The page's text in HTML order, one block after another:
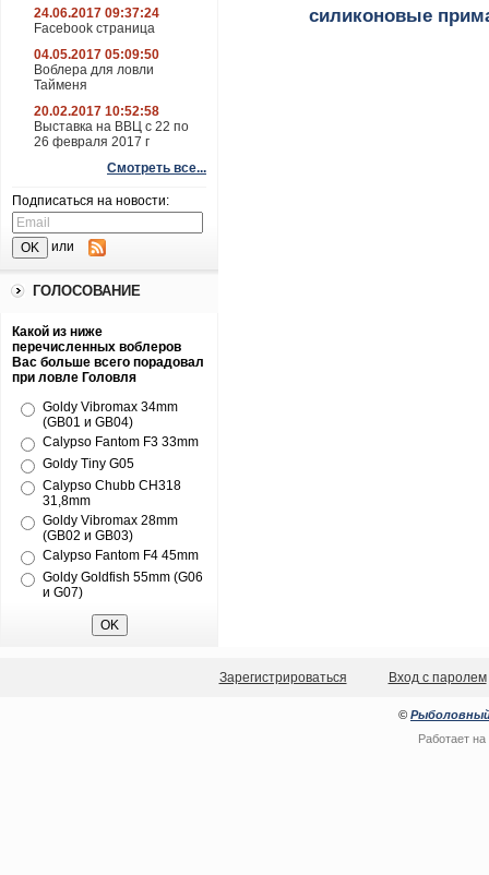
24.06.2017 09:37:24
Facebook страница
04.05.2017 05:09:50
Воблера для ловли
Тайменя
20.02.2017 10:52:58
Выставка на ВВЦ с 22 по
26 февраля 2017 г
Смотреть все...
Подписаться на новости:
или
ГОЛОСОВАНИЕ
Какой из ниже
перечисленных воблеров
Вас больше всего порадовал
при ловле Головля
Goldy Vibromax 34mm
(GB01 и GB04)
Calypso Fantom F3 33mm
Goldy Tiny G05
Calypso Chubb CH318
31,8mm
Goldy Vibromax 28mm
(GB02 и GB03)
Calypso Fantom F4 45mm
Goldy Goldfish 55mm (G06
и G07)
силиконовые
Зарегистрироваться Вход с паролем
© Рыболовный
Работает